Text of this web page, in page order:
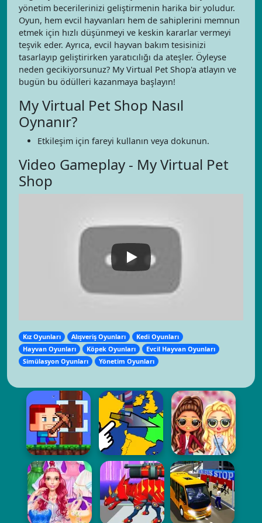
yönetim becerilerinizi geliştirmenin harika bir yoludur.
Oyun, hem evcil hayvanları hem de sahiplerini memnun
etmek için hızlı düşünmeyi ve keskin kararlar vermeyi
teşvik eder. Ayrıca, evcil hayvan bakım tesisinizi
tasarlayıp geliştirirken yaratıcılığı da ateşler. Öyleyse
neden gecikiyorsunuz? My Virtual Pet Shop'a atlayın ve
bugün bu ödülleri kazanmaya başlayın!
My Virtual Pet Shop Nasıl
Oynanır?
Etkileşim için fareyi kullanın veya dokunun.
Video Gameplay - My Virtual Pet
Shop
Kız Oyunları Alışveriş Oyunları
Kedi Oyunları
Hayvan Oyunları
Köpek Oyunları
Evcil Hayvan Oyunları
Simülasyon Oyunları
Yönetim Oyunları